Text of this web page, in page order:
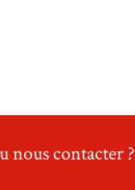
nous contacter ?